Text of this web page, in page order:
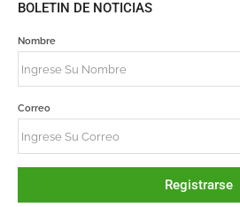
BOLETIN DE NOTICIAS
Nombre
Correo
Registrarse